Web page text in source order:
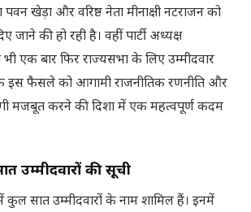
पवन खेड़ा और वरिष्ठ नेता मीनाक्षी नटराजन को
जाने की हो रही है। वहीं पार्टी अध्यक्ष
एक बार फिर राज्यसभा के लिए उम्मीदवार
के इस फैसले को आगामी राजनीतिक रणनीति और
मजबूत करने की दिशा में एक महत्वपूर्ण कदम
उम्मीदवारों की सूची
में कुल सात उम्मीदवारों के नाम शामिल हैं। इनमें